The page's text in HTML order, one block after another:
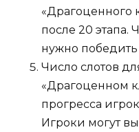
«Драгоценного
после 20 этапа.
нужно победить
Число слотов
«Драгоценном
прогресса
Игроки могут